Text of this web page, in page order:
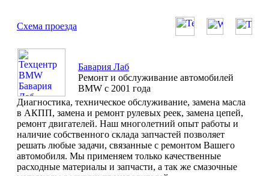
Схема проезда
Бавария Лаб
Ремонт и обслуживание автомобилей
BMW с 2001 года
Диагностика, техническое обслуживание, замена масла
в АКПП, замена и ремонт рулевых реек, замена цепей,
ремонт двигателей. Наш многолетний опыт работы и
наличие собственного склада запчастей позволяет
решать любые задачи, связанные с ремонтом Вашего
автомобиля. Мы применяем только качественные
расходные материалы и запчасти, а так же смазочные